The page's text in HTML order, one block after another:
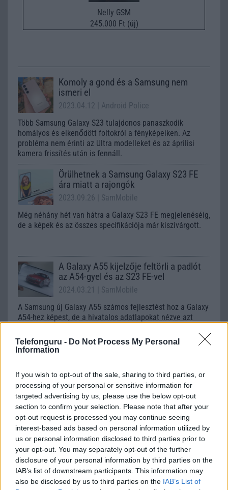
Telefonguru - Do Not Process My Personal
Information
If you wish to opt-out of the sale, sharing to third parties, or
processing of your personal or sensitive information for
targeted advertising by us, please use the below opt-out
section to confirm your selection. Please note that after your
opt-out request is processed you may continue seeing
interest-based ads based on personal information utilized by
us or personal information disclosed to third parties prior to
your opt-out. You may separately opt-out of the further
disclosure of your personal information by third parties on the
IAB’s list of downstream participants. This information may
also be disclosed by us to third parties on the IAB’s List of
Nelly GSM
245.000 Ft (új)
Komoly a gond és a Samsung nem
ismeri el
2023.04.12
| Android Police
Több Samsung Galaxy S23 tulajdonos panaszkodik
homályos és elkenődött foltokról a fényképeiken. Az
probléma nem érinti az Ultra modelleket és az áprilisi
kamera frissítés után is fennáll.
Örülhetnek a Samsung Galaxy S23 FE
ára miatt a rajongók
2023.09.26
| SamMobile
Még néhány hét van hátra a Galaxy S23 FE megjelenéséig,
de a képek és az összes specifikációja már kiszivárgott.
A Galaxy A55 kijelzője feltörli a padlót
az A54-gyel és az S23 FE-vel
2024.03.21
| SamMobile
A Samsung új Galaxy A55 számos fejlesztést hoz a Galaxy
A54-hez képest, de a hivatalos adatlapokat nézve azt
2024.03.16
| SamMobile
A Samsung megerősítette, hogy a One UI 6.1 még ebben a
hónapban megjelenik néhány telefonra és tabletre.